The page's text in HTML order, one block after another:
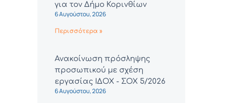
για τον Δήμο Κορινθίων
6 Αυγούστου, 2026
Περισσότερα »
Ανακοίνωση πρόσληψης
προσωπικού με σχέση
εργασίας ΙΔΟΧ - ΣΟΧ 5/2026
6 Αυγούστου, 2026